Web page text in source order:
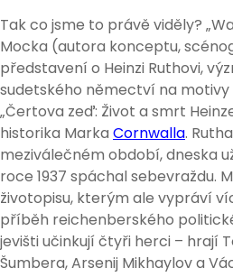
Tak co jsme to právě viděly?
Mocka (autora konceptu,
představení o Heinzi Ruthovi,
sudetského němectví na
„Čertova zeď: Život a smrt
historika Marka Cornwalla.
meziválečném období, dneska
roce 1937 spáchal sebevraždu.
životopisu, kterým ale vypráví
příběh reichenberského
jevišti učinkují čtyři herci – hrají
Šumbera, Arsenij Mikhaylov a